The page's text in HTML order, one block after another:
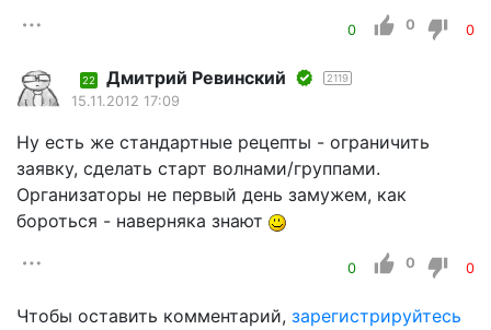
0 0 0
22 Дмитрий Ревинский 2119
15.11.2012 17:09
Ну есть же стандартные рецепты - ограничить
заявку, сделать старт волнами/группами.
Организаторы не первый день замужем, как
бороться - наверняка знают
0 0 0
Чтобы оставить комментарий, зарегистрируйтесь